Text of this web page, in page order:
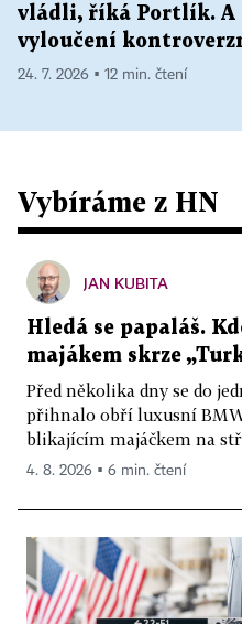
vládli, říká Portlík. A
vyloučení
24. 7. 2026 ▪ 12 min. čtení
Vybíráme z HN
JAN KUBITA
Hledá se papaláš.
majákem skrze
Před několika dny se do
přihnalo obří luxusní
blikajícím majáčkem na
4. 8. 2026 ▪ 6 min. čtení